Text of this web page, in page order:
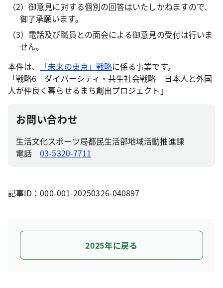
（2）御意見に対する個別の回答はいたしかねますので、
御了承願います。
（3）電話及び職員との面会による御意見の受付は行いま
せん。
本件は、
「未来の東京」戦略に係る事業です。
「戦略6 ダイバーシティ・共生社会戦略 日本人と外国
人が仲良く暮らせるまち創出プロジェクト」
お問い合わせ
生活文化スポーツ局都民生活部地域活動推進課
電話03-5320-7711
記事ID：000-001-20250326-040897
2025年に戻る